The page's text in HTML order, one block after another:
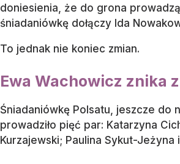
doniesienia, że do grona
śniadaniówkę dołączy Ida
To jednak nie koniec zmian.
Ewa Wachowicz znika
Śniadaniówkę Polsatu, jeszcze do
prowadziło pięć par: Katarzyna
Kurzajewski; Paulina Sykut-Jeżyna